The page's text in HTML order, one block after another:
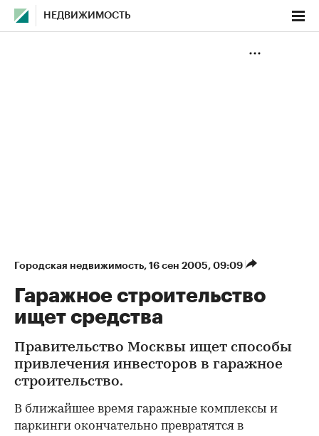
НЕДВИЖИМОСТЬ
Городская недвижимость⁠, 16 сен 2005, 09:09
Гаражное строительство
ищет средства
Правительство Москвы ищет способы
привлечения инвесторов в гаражное
строительство.
В ближайшее время гаражные комплексы и
паркинги окончательно превратятся в